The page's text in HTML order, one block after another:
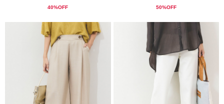
40%OFF
50%OFF